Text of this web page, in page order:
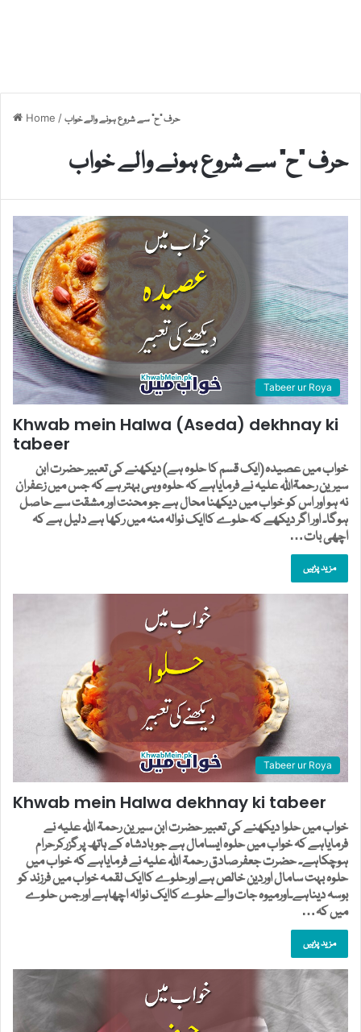
Home /حرف “ح” سے شروع ہونے والے خواب
حرف “ح” سے شروع ہونے والے خواب
Tabeer ur Roya
Khwab mein Halwa (Aseda) dekhnay ki
tabeer
خواب میں عصیدہ (ایک قسم کا حلوہ ہے) دیکھنے کی تعبیر حضرت ابن
سیرین رحمۃاللہ علیہ نے فرمایاہے کہ حلوہ وہی بہتر ہے کہ جس میں زعفران
نہ ہو اور اس کو خواب میں دیکھنا محال ہے جو محنت اور مشقت سے حاصل
ہوگا۔ اور اگر دیکھے کہ حلوے کاایک نوالہ منہ میں رکھا ہے دلیل ہے کہ
اچھی بات…
مزید پڑہیں
Tabeer ur Roya
Khwab mein Halwa dekhnay ki tabeer
خواب میں حلوا دیکھنے کی تعبیر حضرت ابن سیرین رحمۃ اللہ علیہ نے
فرمایاہے کہ خواب میں حلوہ ایسامال ہے جوبادشاہ کے ہاتھ پرگزرکرحرام
ہوچکاہے۔ حضرت جعفرصادق رحمۃ اللہ علیہ نے فرمایاہے کہ خواب میں
حلوہ بہت سامال اوردین خالص ہے اورحلوے کاایک لقمہ خواب میں فرزند کو
بوسہ دیناہے۔اورمیوہ جات والے حلوے کاایک نوالہ اچھاہے اورجس حلوے
میں کہ…
مزید پڑہیں